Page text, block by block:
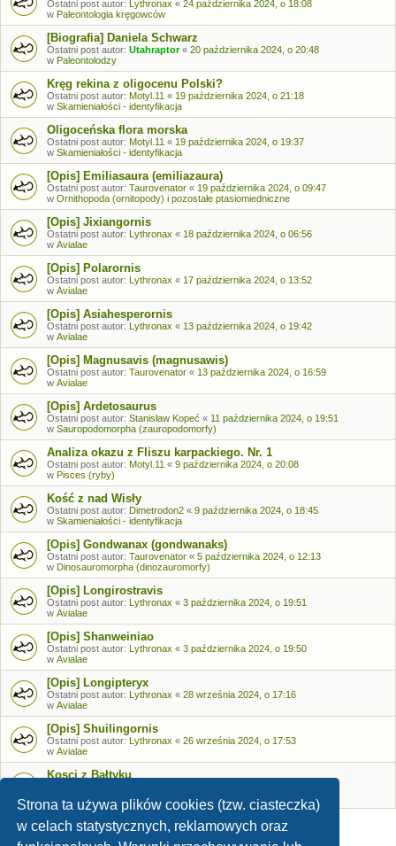
Strona ta używa plików cookies (tzw. ciasteczka)
w celach statystycznych, reklamowych oraz
Ostatni post autor: Lythronax « 24 października 2024, o 18:08
w Paleontologia kręgowców
[Biografia] Daniela Schwarz
Ostatni post autor: Utahraptor« 20 października 2024, o 20:48
w Paleontolodzy
Kręg rekina z oligocenu Polski?
Ostatni post autor: Motyl.11 « 19 października 2024, o 21:18
w Skamieniałości - identyfikacja
Oligoceńska flora morska
Ostatni post autor: Motyl.11 « 19 października 2024, o 19:37
w Skamieniałości - identyfikacja
[Opis] Emiliasaura (emiliazaura)
Ostatni post autor: Taurovenator « 19 października 2024, o 09:47
w Ornithopoda (ornitopody) i pozostałe ptasiomiedniczne
[Opis] Jixiangornis
Ostatni post autor: Lythronax « 18 października 2024, o 06:56
w Avialae
[Opis] Polarornis
Ostatni post autor: Lythronax « 17 października 2024, o 13:52
w Avialae
[Opis] Asiahesperornis
Ostatni post autor: Lythronax « 13 października 2024, o 19:42
w Avialae
[Opis] Magnusavis (magnusawis)
Ostatni post autor: Taurovenator « 13 października 2024, o 16:59
w Avialae
[Opis] Ardetosaurus
Ostatni post autor: Stanisław Kopeć « 11 października 2024, o 19:51
w Sauropodomorpha (zauropodomorfy)
Analiza okazu z Fliszu karpackiego. Nr. 1
Ostatni post autor: Motyl.11 « 9 października 2024, o 20:08
w Pisces (ryby)
Kość z nad Wisły
Ostatni post autor: Dimetrodon2 « 9 października 2024, o 18:45
w Skamieniałości - identyfikacja
[Opis] Gondwanax (gondwanaks)
Ostatni post autor: Taurovenator « 5 października 2024, o 12:13
w Dinosauromorpha (dinozauromorfy)
[Opis] Longirostravis
Ostatni post autor: Lythronax « 3 października 2024, o 19:51
w Avialae
[Opis] Shanweiniao
Ostatni post autor: Lythronax « 3 października 2024, o 19:50
w Avialae
[Opis] Longipteryx
Ostatni post autor: Lythronax « 28 września 2024, o 17:16
w Avialae
[Opis] Shuilingornis
Ostatni post autor: Lythronax « 26 września 2024, o 17:53
w Avialae
Kosci z Bałtyku
Skamieniałości - identyfikacja